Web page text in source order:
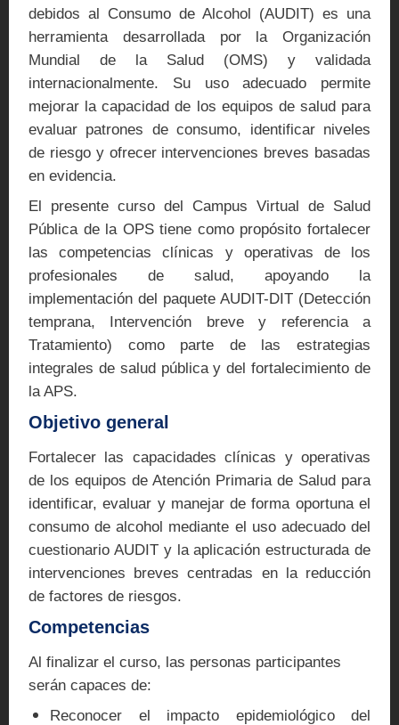
debidos al Consumo de Alcohol (AUDIT) es una
herramienta desarrollada por la Organización
Mundial de la Salud (OMS) y validada
internacionalmente. Su uso adecuado permite
mejorar la capacidad de los equipos de salud para
evaluar patrones de consumo, identificar niveles
de riesgo y ofrecer intervenciones breves basadas
en evidencia.
El presente curso del Campus Virtual de Salud
Pública de la OPS tiene como propósito fortalecer
las competencias clínicas y operativas de los
profesionales de salud, apoyando la
implementación del paquete AUDIT-DIT (Detección
temprana, Intervención breve y referencia a
Tratamiento) como parte de las estrategias
integrales de salud pública y del fortalecimiento de
la APS.
Objetivo general
Fortalecer las capacidades clínicas y operativas
de los equipos de Atención Primaria de Salud para
identificar, evaluar y manejar de forma oportuna el
consumo de alcohol mediante el uso adecuado del
cuestionario AUDIT y la aplicación estructurada de
intervenciones breves centradas en la reducción
de factores de riesgos.
Competencias
Al finalizar el curso, las personas participantes
serán capaces de:
Reconocer el impacto epidemiológico del